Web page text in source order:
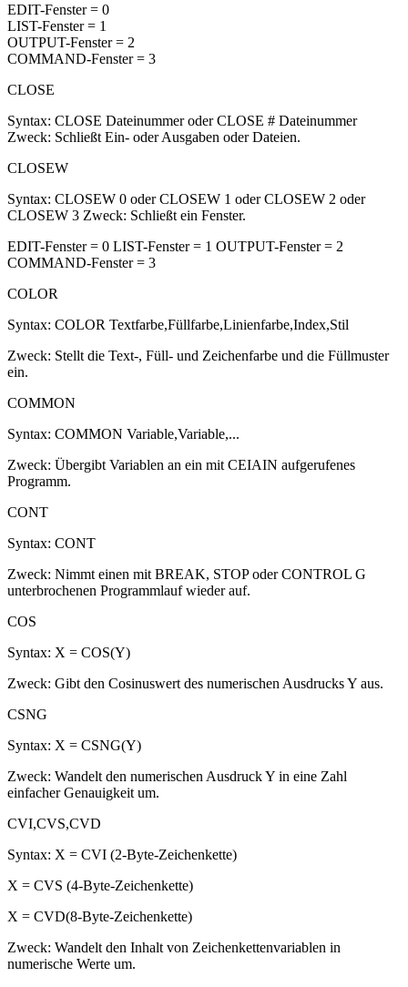
EDIT-Fenster = 0
LIST-Fenster = 1
OUTPUT-Fenster = 2
COMMAND-Fenster = 3
CLOSE
Syntax: CLOSE Dateinummer oder CLOSE # Dateinummer
Zweck: Schließt Ein- oder Ausgaben oder Dateien.
CLOSEW
Syntax: CLOSEW 0 oder CLOSEW 1 oder CLOSEW 2 oder
CLOSEW 3 Zweck: Schließt ein Fenster.
EDIT-Fenster = 0 LIST-Fenster = 1 OUTPUT-Fenster = 2
COMMAND-Fenster = 3
COLOR
Syntax: COLOR Textfarbe,Füllfarbe,Linienfarbe,Index,Stil
Zweck: Stellt die Text-, Füll- und Zeichenfarbe und die Füllmuster
ein.
COMMON
Syntax: COMMON Variable,Variable,...
Zweck: Übergibt Variablen an ein mit CEIAIN aufgerufenes
Programm.
CONT
Syntax: CONT
Zweck: Nimmt einen mit BREAK, STOP oder CONTROL G
unterbrochenen Programmlauf wieder auf.
COS
Syntax: X = COS(Y)
Zweck: Gibt den Cosinuswert des numerischen Ausdrucks Y aus.
CSNG
Syntax: X = CSNG(Y)
Zweck: Wandelt den numerischen Ausdruck Y in eine Zahl
einfacher Genauigkeit um.
CVI,CVS,CVD
Syntax: X = CVI (2-Byte-Zeichenkette)
X = CVS (4-Byte-Zeichenkette)
X = CVD(8-Byte-Zeichenkette)
Zweck: Wandelt den Inhalt von Zeichenkettenvariablen in
numerische Werte um.